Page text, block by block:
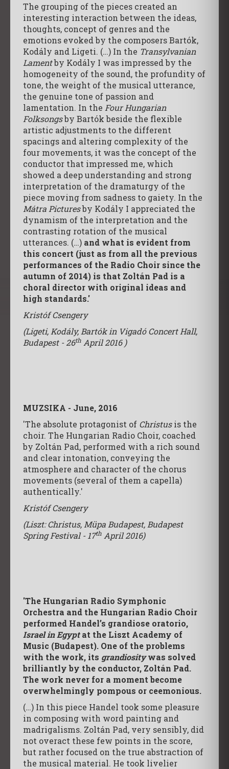
The grouping of the pieces created an
interesting interaction between the ideas,
thoughts, concept of genres and the
emotions evoked by the composers Bartók,
Kodály and Ligeti. (…) In the Transylvanian
Lamentby Kodály I was impressed by the
homogeneity of the sound, the profundity of
tone, the weight of the musical utterance,
the genuine tone of passion and
lamentation. In the Four Hungarian
Folksongsby Bartók beside the flexible
artistic adjustments to the different
spacings and altering complexity of the
four movements, it was the concept of the
conductor that impressed me, which
showed a deep understanding and strong
interpretation of the dramaturgy of the
piece moving from sadness to gaiety. In the
Mátra Picturesby Kodály I appreciated the
dynamism of the interpretation and the
contrasting rotation of the musical
utterances. (…) and what is evident from
this concert (just as from all the previous
performances of the Radio Choir since the
autumn of 2014) is that Zoltán Pad is a
choral director with original ideas and
high standards.'
Kristóf Csengery
(Ligeti, Kodály, Bartók in Vigadó Concert Hall,
Budapest - 26th April 2016 )
MUZSIKA - June, 2016
'The absolute protagonist of Christusis the
choir. The Hungarian Radio Choir, coached
by Zoltán Pad, performed with a rich sound
and clear intonation, conveying the
atmosphere and character of the chorus
movements (several of them a capella)
authentically.'
Kristóf Csengery
(Liszt: Christus, Müpa Budapest, Budapest
Spring Festival - 17th April 2016)
'The Hungarian Radio Symphonic
Orchestra and the Hungarian Radio Choir
performed Handel’s grandiose oratorio,
Israel in Egyptat the Liszt Academy of
Music (Budapest). One of the problems
with the work, its grandiositywas solved
brilliantly by the conductor, Zoltán Pad.
The work never for a moment become
overwhelmingly pompous or ceemonious.
(…) In this piece Handel took some pleasure
in composing with word painting and
madrigalisms. Zoltán Pad, very sensibly, did
not overact these few points in the score,
but rather focused on the true abstraction of
the musical material. He took livelier